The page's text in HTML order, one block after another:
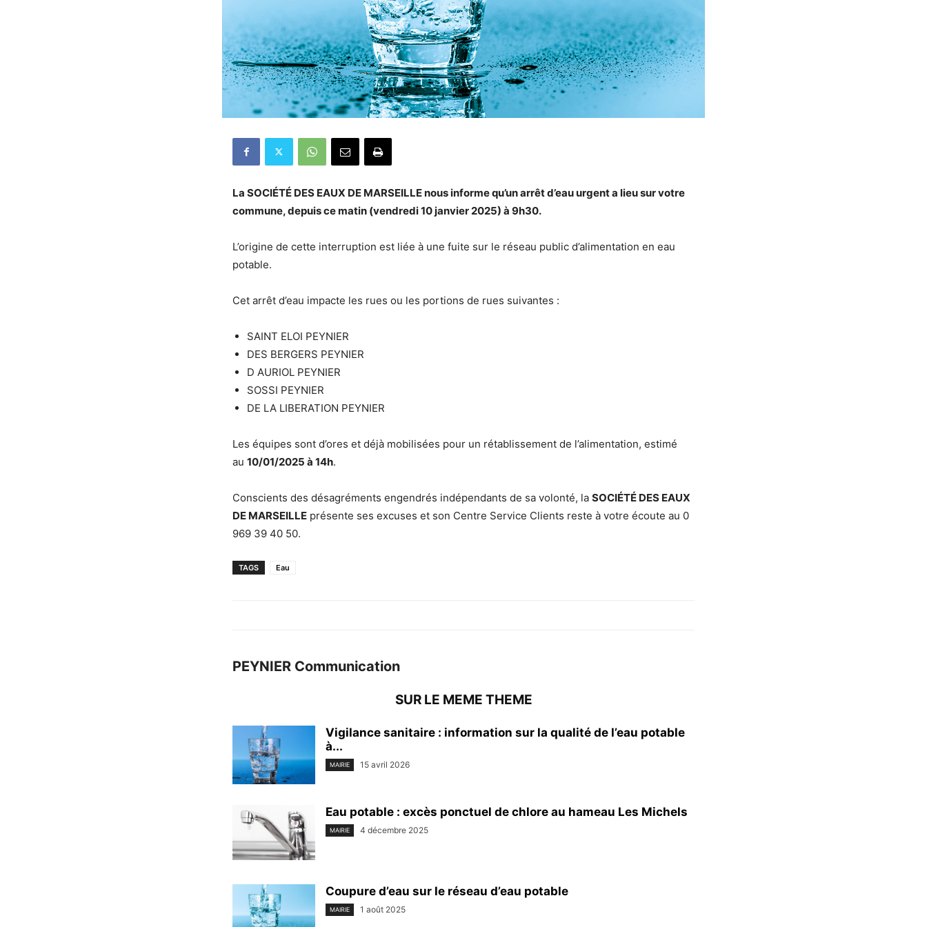
La SOCIÉTÉ DES EAUX DE MARSEILLE nous informe qu’un arrêt d’eau urgent a lieu sur votre
commune, depuis ce matin (vendredi 10 janvier 2025) à 9h30.
L’origine de cette interruption est liée à une fuite sur le réseau public d’alimentation en eau
potable.
Cet arrêt d’eau impacte les rues ou les portions de rues suivantes :
SAINT ELOI PEYNIER
DES BERGERS PEYNIER
D AURIOL PEYNIER
SOSSI PEYNIER
DE LA LIBERATION PEYNIER
Les équipes sont d’ores et déjà mobilisées pour un rétablissement de l’alimentation, estimé
au 10/01/2025 à 14h.
Conscients des désagréments engendrés indépendants de sa volonté, la SOCIÉTÉ DES EAUX
DE MARSEILLE présente ses excuses et son Centre Service Clients reste à votre écoute au 0
969 39 40 50.
TAGS Eau
PEYNIER Communication
SUR LE MEME THEME
Vigilance sanitaire : information sur la qualité de l’eau potable
à...
MAIRIE 15 avril 2026
Eau potable : excès ponctuel de chlore au hameau Les Michels
MAIRIE 4 décembre 2025
Coupure d’eau sur le réseau d’eau potable
MAIRIE 1 août 2025